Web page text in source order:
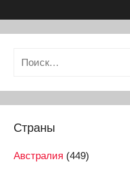
Страны
Австралия (449)